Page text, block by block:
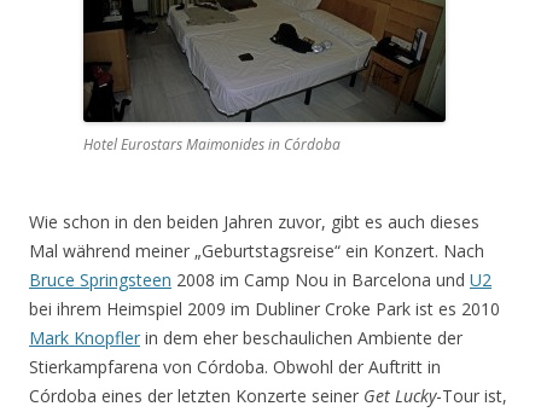
Hotel Eurostars Maimonides in Córdoba
Wie schon in den beiden Jahren zuvor, gibt es auch dieses
Mal während meiner „Geburtstagsreise“ ein Konzert. Nach
Bruce Springsteen 2008 im Camp Nou in Barcelona und U2
bei ihrem Heimspiel 2009 im Dubliner Croke Park ist es 2010
Mark Knopfler in dem eher beschaulichen Ambiente der
Stierkampfarena von Córdoba. Obwohl der Auftritt in
Córdoba eines der letzten Konzerte seiner Get Lucky-Tour ist,